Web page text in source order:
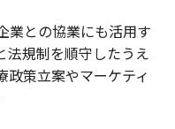
業との協業にも活用す
法規制を順守したうえ
政策立案やマーケティ